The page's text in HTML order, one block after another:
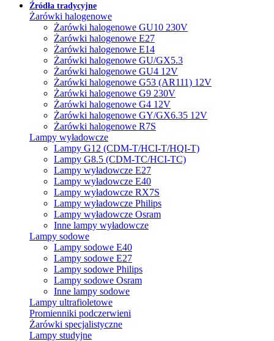
Źródła tradycyjne
Żarówki halogenowe
Żarówki halogenowe GU10 230V
Żarówki halogenowe E27
Żarówki halogenowe E14
Żarówki halogenowe GU/GX5.3
Żarówki halogenowe GU4 12V
Żarówki halogenowe G53 (AR111) 12V
Żarówki halogenowe G9 230V
Żarówki halogenowe G4 12V
Żarówki halogenowe GY/GX6.35 12V
Żarówki halogenowe R7S
Lampy wyładowcze
Lampy G12 (CDM-T/HCI-T/HQI-T)
Lampy G8.5 (CDM-TC/HCI-TC)
Lampy wyładowcze E27
Lampy wyładowcze E40
Lampy wyładowcze RX7S
Lampy wyładowcze Philips
Lampy wyładowcze Osram
Inne lampy wyładowcze
Lampy sodowe
Lampy sodowe E40
Lampy sodowe E27
Lampy sodowe Philips
Lampy sodowe Osram
Inne lampy sodowe
Lampy ultrafioletowe
Promienniki podczerwieni
Żarówki specjalistyczne
Lampy studyjne